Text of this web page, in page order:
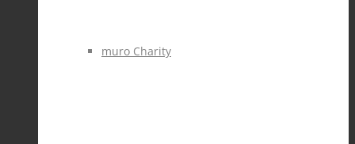
muro Charity